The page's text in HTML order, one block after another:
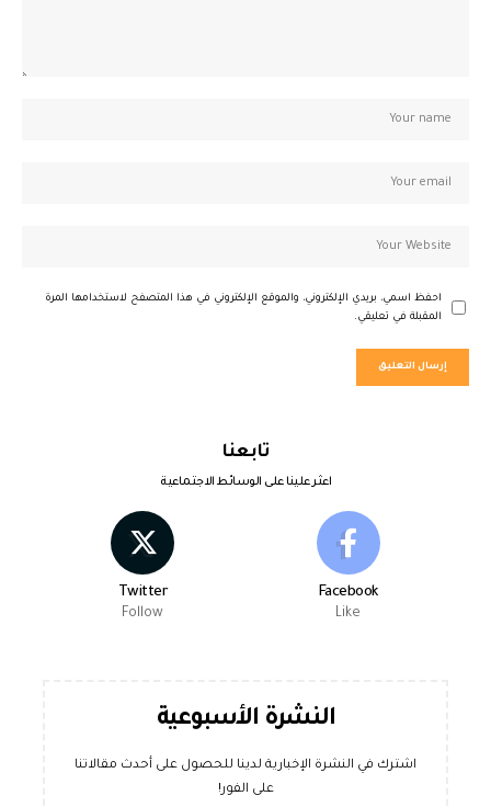
احفظ اسمي، بريدي الإلكتروني، والموقع الإلكتروني في هذا المتصفح لاستخدامها المرة
المقبلة في تعليقي.
تابعنا
اعثر علينا على الوسائط الاجتماعية
Facebook
Like
Twitter
Follow
النشرة الأسبوعية
اشترك في النشرة الإخبارية لدينا للحصول على أحدث مقالاتنا
على الفور!